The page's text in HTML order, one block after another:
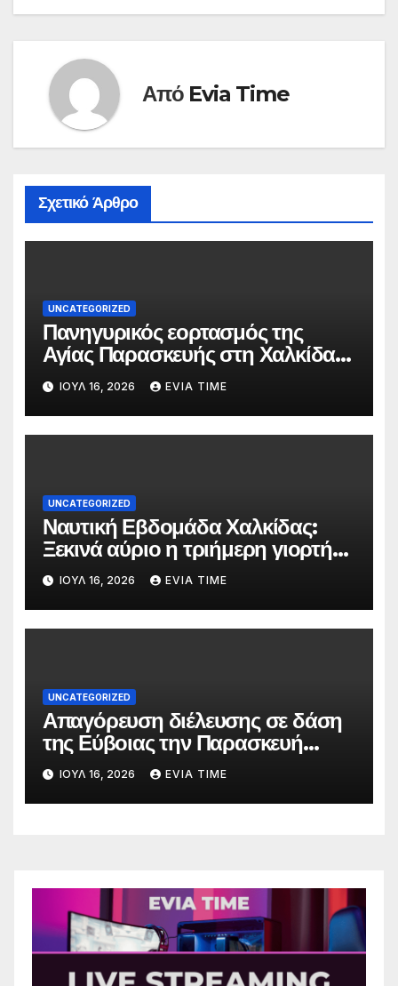
Από Evia Time
Σχετικό Άρθρο
UNCATEGORIZED
Πανηγυρικός εορτασμός της
Αγίας Παρασκευής στη Χαλκίδα
τις 25 και 26 Ιουλίου
ΙΟΎΛ 16, 2026 EVIA TIME
UNCATEGORIZED
Ναυτική Εβδομάδα Χαλκίδας:
Ξεκινά αύριο η τριήμερη γιορτή
στο όνομα της Αγίας Παρασκευής
ΙΟΎΛ 16, 2026 EVIA TIME
UNCATEGORIZED
Απαγόρευση διέλευσης σε δάση
της Εύβοιας την Παρασκευή
λόγω πολύ υψηλού κινδύνου
πυρκαγιάς
ΙΟΎΛ 16, 2026 EVIA TIME